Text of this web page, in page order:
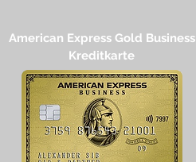
American Express Gold Business
Kreditkarte​